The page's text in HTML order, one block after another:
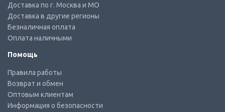
Доставка по г. Москва и МО
Доставка в другие регионы
Безналичная оплата
Оплата наличными
Помощь
Правила работы
Возврат и обмен
Оптовым клиентам
Информация о безопасности